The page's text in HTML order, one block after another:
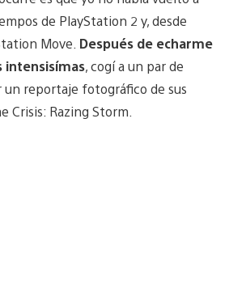
de PlayStation 2 y, desde
Move. Después de echarme
intensisímas, cogí a un par de
reportaje fotográfico de sus
Crisis: Razing Storm.